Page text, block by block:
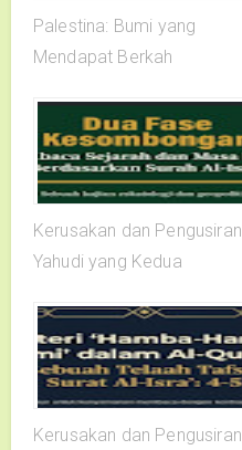
Palestina: Bumi yang
Mendapat Berkah
Kerusakan dan Pengusiran
Yahudi yang Kedua
Kerusakan dan Pengusiran